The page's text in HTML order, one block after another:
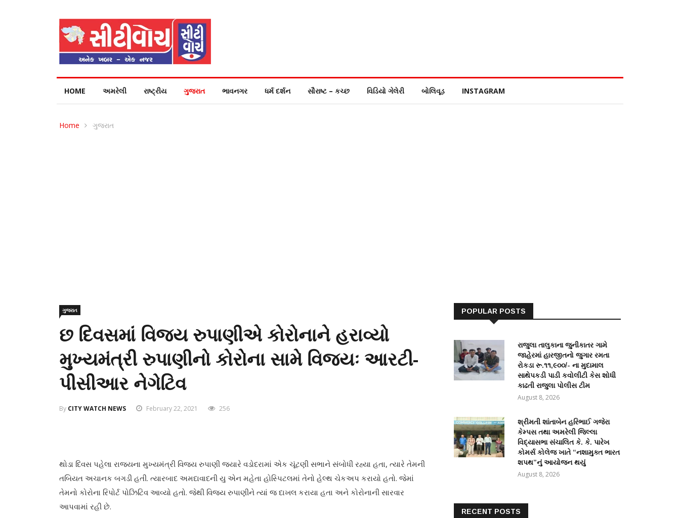
HOME અમરેલી રાષ્ટ્રીય ગુજરાત ભાવનગર ધર્મ દર્શન સૌરાષ્ટ – કચ્છ વિડિયો ગેલેરી બોલિવૂડ INSTAGRAM
Home ગુજરાત
ગુજરાત
છ દિવસમાં વિજય રુપાણીએ કોરોનાને હરાવ્યો
મુખ્યમંત્રી રુપાણીનો કોરોના સામે વિજયઃ આરટી-
પીસીઆર નેગેટિવ
By CITY WATCH NEWS February 22, 2021 256
થોડા દિવસ પહેલા રાજ્યના મુખ્યમંત્રી વિજય રુપાણી જ્યારે વડોદરામાં એક ચૂંટણી સભાને સંબોધી રહ્યા હતા, ત્યારે તેમની
તબિયત અચાનક બગડી હતી. ત્યારબાદ અમદાવાદની યુ એન મહેતા હોસ્પિટલમાં તેનો હેલ્થ ચેકઅપ કરાયો હતો. જેમાં
તેમનો કોરોના રિપોર્ટ પોઝિટિવ આવ્યો હતો. જેથી વિજય રુપાણીને ત્યાં જ દાખલ કરાયા હતા અને કોરોનાની સારવાર
આપવામાં રહી છે.
POPULAR POSTS
રાજુલા તાલુકાના જુનીકાતર ગામે
જાહેરમાં હારજીતનો જુગાર રમતા
રોકડા રૂ.૧૧,૯૦૦/- ના મુદામાલ
સાથેપકડી પાડી કવોલીટી કેસ શોધી
કાઢતી રાજુલા પોલીસ ટીમ
August 8, 2026
શ્રીમતી શાંતાબેન હરિભાઈ ગજેરા
કેમ્પસ તથા અમરેલી જિલ્લા
વિદ્યાસભા સંચાલિત કે. કે. પારેખ
કોમર્સ કોલેજ ખાતે “નશામુક્ત ભારત
શપથ”નું આયોજન થયું
August 8, 2026
RECENT POSTS